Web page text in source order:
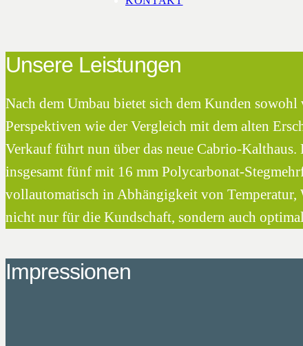
Unsere Leistungen
Nach dem Umbau bietet sich dem Kunden
Perspektiven wie der Vergleich mit dem alten
Verkauf führt nun über das neue Cabrio-Kalthaus.
insgesamt fünf mit 16 mm Polycarbonat-
vollautomatisch in Abhängigkeit von
nicht nur für die Kundschaft, sondern auch
Impressionen